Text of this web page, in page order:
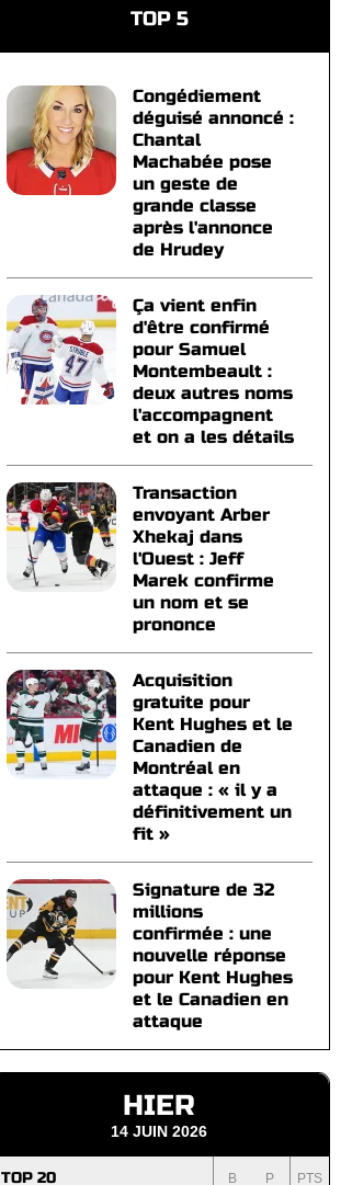
TOP 5
Congédiement
déguisé annoncé :
Chantal
Machabée pose
un geste de
grande classe
après l'annonce
de Hrudey
Ça vient enfin
d'être confirmé
pour Samuel
Montembeault :
deux autres noms
l'accompagnent
et on a les détails
Transaction
envoyant Arber
Xhekaj dans
l'Ouest : Jeff
Marek confirme
un nom et se
prononce
Acquisition
gratuite pour
Kent Hughes et le
Canadien de
Montréal en
attaque : « il y a
définitivement un
fit »
Signature de 32
millions
confirmée : une
nouvelle réponse
pour Kent Hughes
et le Canadien en
attaque
HIER
14 JUIN 2026
TOP 20 B P PTS